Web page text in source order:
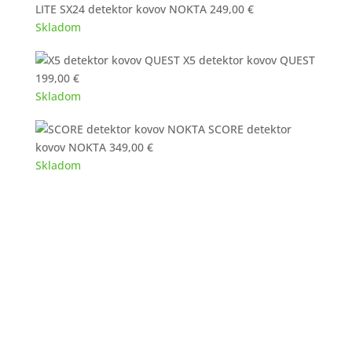
LITE SX24 detektor kovov NOKTA 249,00 €
Skladom
X5 detektor kovov QUEST
199,00 €
Skladom
SCORE detektor
kovov NOKTA 349,00 €
Skladom